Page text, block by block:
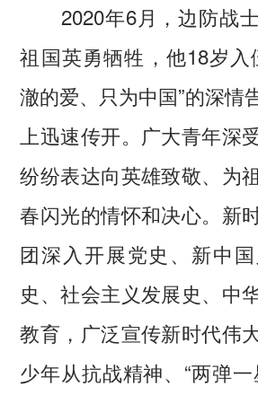
2020年6月，边防战士
祖国英勇牺牲，他18岁入
澈的爱、只为中国”的深情
上迅速传开。广大青年深
纷纷表达向英雄致敬、为
春闪光的情怀和决心。新
团深入开展党史、新中
史、社会主义发展史、中
教育，广泛宣传新时代伟
少年从抗战精神、“两弹